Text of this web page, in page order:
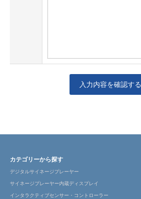
入力内容を確認する
カテゴリーから探す
デジタルサイネージプレーヤー
サイネージプレーヤー内蔵ディスプレイ
インタラクティブセンサー・コントローラー